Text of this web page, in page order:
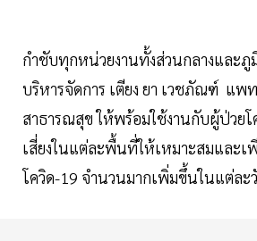
กำชับทุกหน่วยงานทั้งส่วนกลางและภู
บริหารจัดการ เตียง ยา เวชภัณฑ์ แพ
สาธารณสุข ให้พร้อมใช้งานกับผู้ป่วย
เสี่ยงในแต่ละพื้นที่ให้เหมาะสมและเ
โควิด-19 จำนวนมากเพิ่มขึ้นในแต่ละ